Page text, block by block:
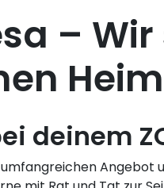
–
deinem